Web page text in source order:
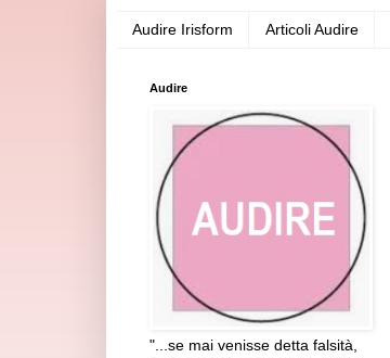
Audire Irisform Articoli Audire
Audire
"...se mai venisse detta falsità,